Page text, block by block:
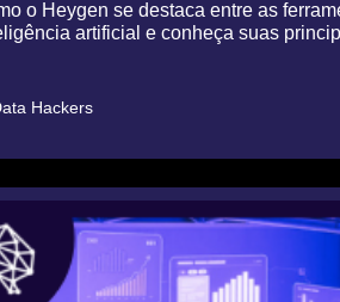
o Heygen se destaca entre as
artificial e conheça suas
Hackers